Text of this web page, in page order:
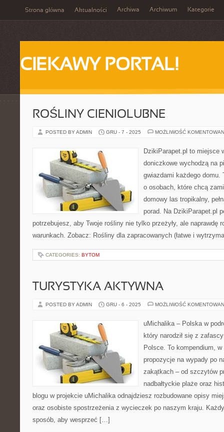
Strona główna Aktualności Archiwa Archiwum Kategorie
CIEKAWY PORTAL!
ROŚLINY CIENIOLUBNE
POSTED BY ADMIN GRU - 7 - 2025 MOŻLIWOŚĆ
DzikiParapet.pl to miejsce
doniczkowe wychodzą na
gwiazdami każdego
o osobach, które chcą
domowy las tropikalny,
porad. Na DzikiParapet.pl
potrzebujesz, aby Twoje rośliny nie tylko przeżyły, ale naprawdę
warunkach. Zobacz: Rośliny dla zapracowanych (łatwe i
CATEGORIES: BYTOM
TURYSTYKA AKTYWNA
POSTED BY ADMIN GRU - 6 - 2025 MOŻLIWOŚĆ
uMichalika – Polska w
który narodził się z
Polsce. To kompendium,
propozycje na wypady po
zakątkach – od szczytów
nadbałtyckie plaże oraz
blogu w projekcie uMichalika odnajdziesz rozbudowane opisy
oraz osobiste spostrzeżenia z wycieczek po naszym kraju.
sposób, aby wesprzeć […]